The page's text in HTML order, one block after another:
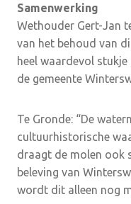
Samenwerking
Wethouder Gert-Jan
van het behoud van
heel waardevol
de gemeente
Te Gronde: “De
cultuurhistorische
draagt de molen ook
beleving van
wordt dit alleen nog